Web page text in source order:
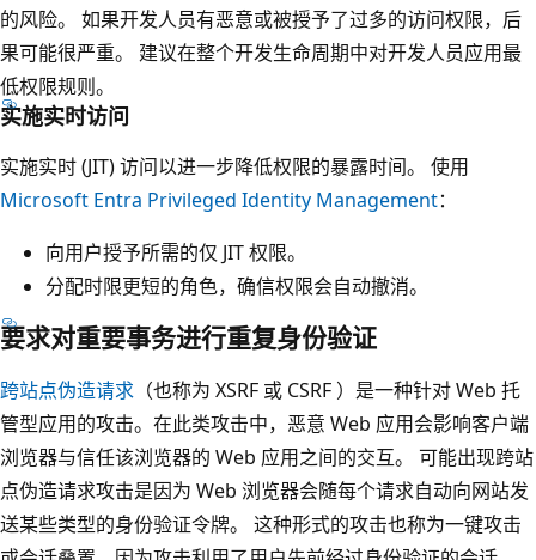
的风险。 如果开发人员有恶意或被授予了过多的访问权限，后
果可能很严重。 建议在整个开发生命周期中对开发人员应用最
低权限规则。
实施实时访问
实施实时 (JIT) 访问以进一步降低权限的暴露时间。 使用
Microsoft Entra Privileged Identity Management：
向用户授予所需的仅 JIT 权限。
分配时限更短的角色，确信权限会自动撤消。
要求对重要事务进行重复身份验证
跨站点伪造请求 （也称为 XSRF 或 CSRF ）是一种针对 Web 托
管型应用的攻击。在此类攻击中，恶意 Web 应用会影响客户端
浏览器与信任该浏览器的 Web 应用之间的交互。 可能出现跨站
点伪造请求攻击是因为 Web 浏览器会随每个请求自动向网站发
送某些类型的身份验证令牌。 这种形式的攻击也称为一键攻击